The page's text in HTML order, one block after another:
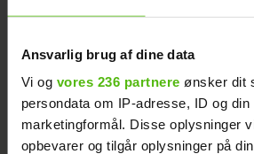
Ansvarlig brug af dine data
Vi og vores 236 partnere ønsker dit
persondata om IP-adresse, ID og
marketingformål. Disse oplysninger
opbevarer og tilgår oplysninger på
Alexanndra Christensen
familieforøgelse